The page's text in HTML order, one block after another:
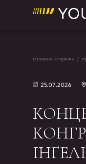
головна сторінка /
25.07.2026